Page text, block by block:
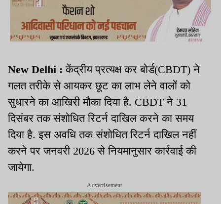
New Delhi : केंद्रीय प्रत्यक्ष कर बोर्ड(CBDT) ने
गलत तरीके से आयकर छूट का लाभ लेने वालों को
सुधारने का आखिरी मौका दिया है. CBDT ने 31
दिसंबर तक संशोधित रिटर्न दाखिल करने का समय
दिया है. इस अवधि तक संशोधित रिटर्न दाखिल नहीं
करने पर जनवरी 2026 से नियमानुसार कार्रवाई की
जायेगा.
Advertisement